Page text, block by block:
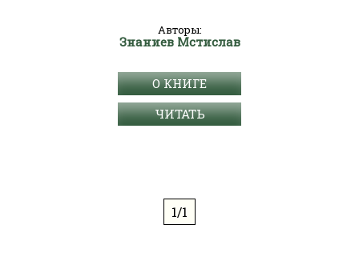
Авторы:
Знаниев Мстислав
О КНИГЕ
ЧИТАТЬ
1/1